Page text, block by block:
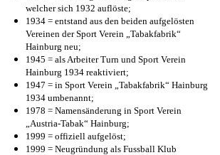
welcher sich 1932 auflöste;
1934 = entstand aus den beiden aufgelösten
Vereinen der Sport Verein „Tabakfabrik“
Hainburg neu;
1945 = als Arbeiter Turn und Sport Verein
Hainburg 1934 reaktiviert;
1947 = in Sport Verein „Tabakfabrik“ Hainburg
1934 umbenannt;
1978 = Namensänderung in Sport Verein
„Austria-Tabak“ Hainburg;
1999 = offiziell aufgelöst;
1999 = Neugründung als Fussball Klub